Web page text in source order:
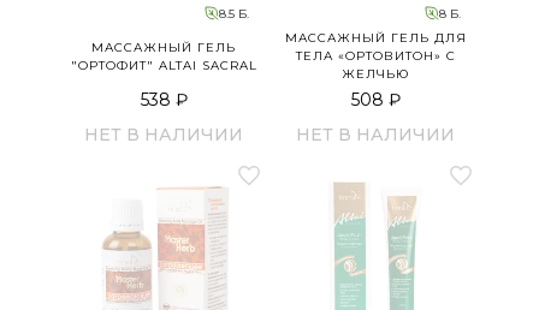
8.5 Б.
МАССАЖНЫЙ ГЕЛЬ
"ОРТОФИТ" ALTAI SACRAL
538 ₽
НЕТ В НАЛИЧИИ
8 Б.
МАССАЖНЫЙ ГЕЛЬ ДЛЯ
ТЕЛА «ОРТОВИТОН» С
ЖЕЛЧЬЮ
508 ₽
НЕТ В НАЛИЧИИ